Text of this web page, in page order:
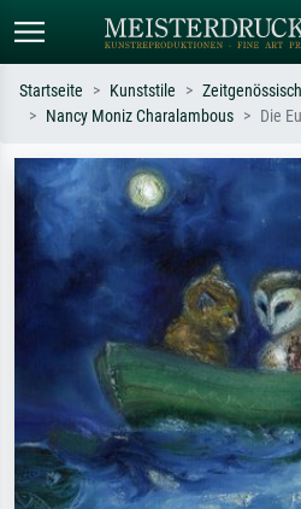
Suchen Sie nach Künstlern, Werktiteln
oder Stilen – z.B. Monet,
Sternennacht, Impressionismus, Welle
Hokusai, Akt.
Startseite Kunststile
Nancy Moniz Charalambous
Die